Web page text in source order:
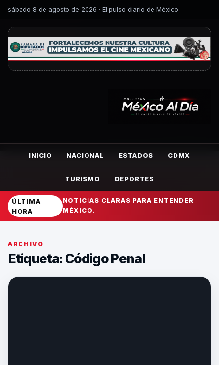
sábado 8 de agosto de 2026 · El pulso diario de México
INICIO NACIONAL ESTADOS CDMX
TURISMO DEPORTES
ÚLTIMA
HORA
NOTICIAS CLARAS PARA ENTENDER
MÉXICO.
ARCHIVO
Etiqueta: Código Penal